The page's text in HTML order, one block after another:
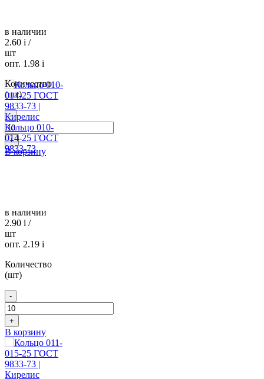
в наличии
2.60 i /
шт
опт. 1.98 i
Количество
(шт)
-
+
В корзину
Кольцо 010-
014-25 ГОСТ
9833-73
в наличии
2.90 i /
шт
опт. 2.19 i
Количество
(шт)
-
+
В корзину